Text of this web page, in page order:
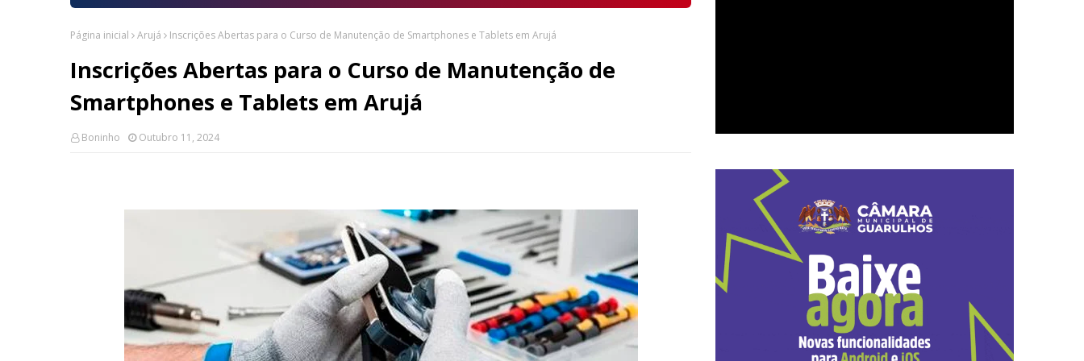
Página inicial Arujá Inscrições Abertas para o Curso de Manutenção de Smartphones e Tablets em Arujá
Inscrições Abertas para o Curso de Manutenção de
Smartphones e Tablets em Arujá
Boninho Outubro 11, 2024